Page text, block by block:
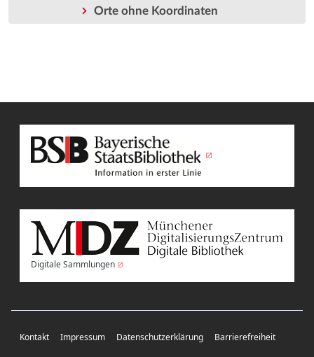
Orte ohne Koordinaten
Digitale Sammlungen
Kontakt Impressum Datenschutzerklärung Barrierefreiheit